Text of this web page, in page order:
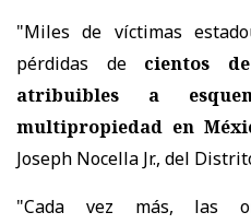
"Miles de víctimas
pérdidas de cientos
atribuibles a
multipropiedad en
Joseph Nocella Jr., del
"Cada vez más, las